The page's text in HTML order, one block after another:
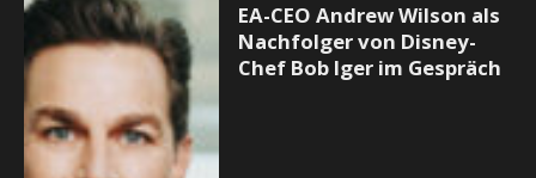
EA-CEO Andrew Wilson als
Nachfolger von Disney-
Chef Bob Iger im Gespräch